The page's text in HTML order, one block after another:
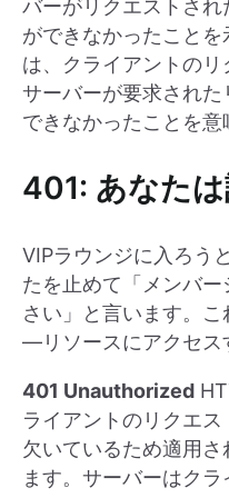
バーがリクエストされ
ができなかったこと
は、クライアントのリ
サーバーが要求され
できなかったことを意
401: あなた
VIPラウンジに入ろう
たを止めて「メンバ
さい」と言います。こ
—リソースにアクセス
401 Unauthorized
ライアントのリクエ
欠いているため適用
ます。サーバーはク